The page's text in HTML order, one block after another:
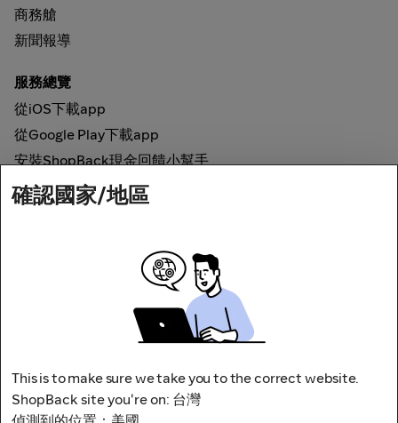
商務艙
新聞報導
服務總覽
從iOS下載app
從Google Play下載app
安裝ShopBack現金回饋小幫手
如何運作
確認國家/地區
This is to make sure we take you to the correct website.
ShopBack site you're on: 台灣